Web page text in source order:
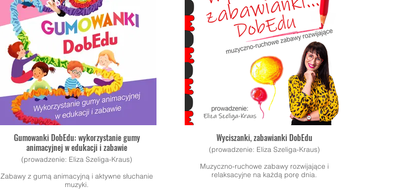
Gumowanki DobEdu: wykorzystanie gumy
animacyjnej w edukacji i zabawie
(prowadzenie: Eliza Szeliga-Kraus)
Zabawy z gumą animacyjną i aktywne słuchanie
muzyki.
Wyciszanki, zabawianki DobEdu
(prowadzenie: Eliza Szeliga-Kraus)
Muzyczno-ruchowe zabawy rozwijające i
relaksacyjne na każdą porę dnia.